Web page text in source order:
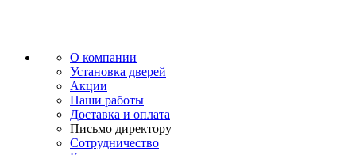
О компании
Установка дверей
Акции
Наши работы
Доставка и оплата
Письмо директору
Сотрудничество